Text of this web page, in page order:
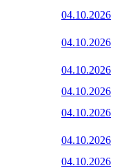
04.10.2026
04.10.2026
04.10.2026
04.10.2026
04.10.2026
04.10.2026
04.10.2026